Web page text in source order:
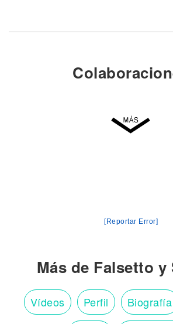
[Reportar Error]
Más de Falsetto y
Vídeos Perfil Biografía